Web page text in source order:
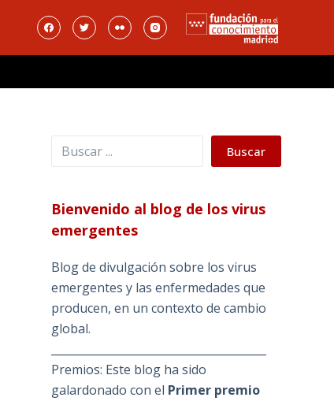
Buscar Buscar
Bienvenido al blog de los virus
emergentes
Blog de divulgación sobre los virus
emergentes y las enfermedades que
producen, en un contexto de cambio
global.
Premios: Este blog ha sido
galardonado con el Primer premio